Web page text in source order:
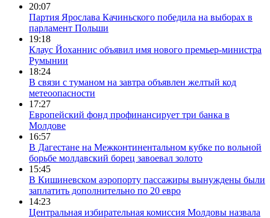
20:07
Партия Ярослава Качиньского победила на выборах в
парламент Польши
19:18
Клаус Йоханнис объявил имя нового премьер-министра
Румынии
18:24
В связи с туманом на завтра объявлен желтый код
метеоопасности
17:27
Европейский фонд профинансирует три банка в
Молдове
16:57
В Дагестане на Межконтинентальном кубке по вольной
борьбе молдавский борец завоевал золото
15:45
В Кишиневском аэропорту пассажиры вынуждены были
заплатить дополнительно по 20 евро
14:23
Центральная избирательная комиссия Молдовы назвала